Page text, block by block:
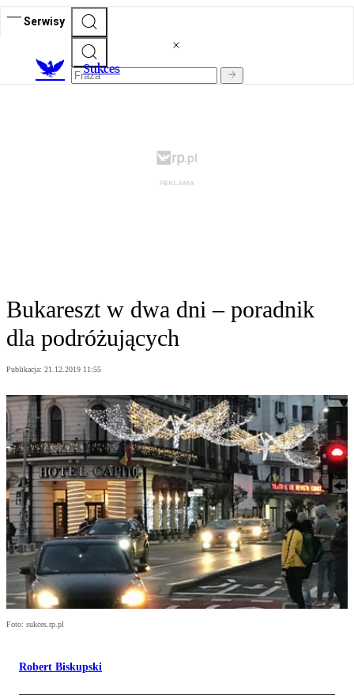
Serwisy
Sukces
Bukareszt w dwa dni – poradnik
dla podróżujących
Publikacja: 21.12.2019 11:55
Foto: sukces.rp.pl
Robert Biskupski